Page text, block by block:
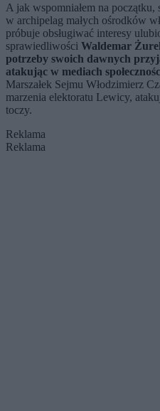
A jak wspomniałem na
w archipelag małych ośrodków
próbuje obsługiwać interesy
sprawiedliwości Waldemar
potrzeby swoich dawnych
atakując w mediach
Marszałek Sejmu Włodzimierz
marzenia elektoratu Lewicy,
toczy.
Reklama
Reklama